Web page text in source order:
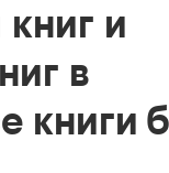
и
в
книги